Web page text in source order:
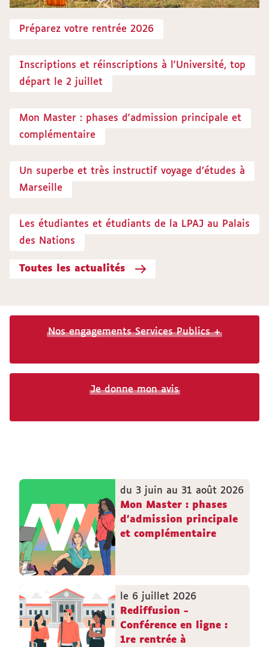
Préparez votre rentrée 2026
Inscriptions et réinscriptions à l'Université, top
départ le 2 juillet
Mon Master : phases d'admission principale et
complémentaire
Un superbe et très instructif voyage d’études à
Marseille
Les étudiantes et étudiants de la LPAJ au Palais
des Nations
Toutes les actualités
Nos engagements Services Publics +
Je donne mon avis
du 3 juin au 31 août 2026
Mon Master : phases
d'admission principale
et complémentaire
le 6 juillet 2026
Rediffusion -
Conférence en ligne :
1re rentrée à